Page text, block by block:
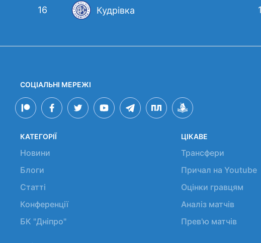
16 Кудрівка 1
СОЦІАЛЬНІ МЕРЕЖІ
КАТЕГОРІЇ
Новини
Блоги
Статті
Конференції
БК "Дніпро"
ЦІКАВЕ
Трансфери
Причал на Youtube
Оцінки гравцям
Аналіз матчів
Прев'ю матчів